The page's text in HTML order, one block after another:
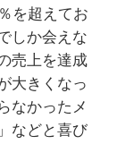
を超えてお
しか会えな
売上を達成
大きくなっ
なかったメ
などと喜び